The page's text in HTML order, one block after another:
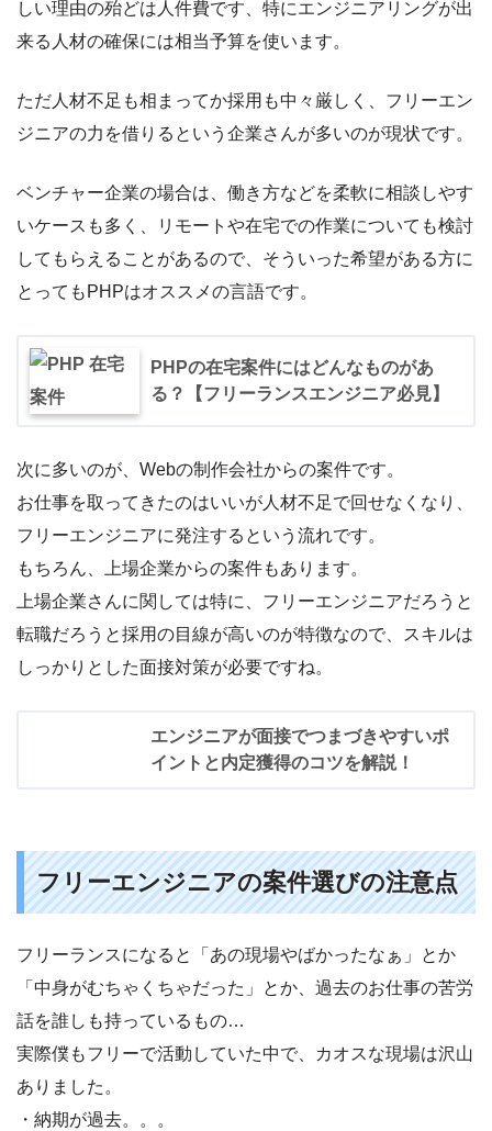
しい理由の殆どは人件費です、特にエンジニアリングが出
来る人材の確保には相当予算を使います。
ただ人材不足も相まってか採用も中々厳しく、フリーエン
ジニアの力を借りるという企業さんが多いのが現状です。
ベンチャー企業の場合は、働き方などを柔軟に相談しやす
いケースも多く、リモートや在宅での作業についても検討
してもらえることがあるので、そういった希望がある方に
とってもPHPはオススメの言語です。
PHPの在宅案件にはどんなものがあ
る？【フリーランスエンジニア必見】
次に多いのが、Webの制作会社からの案件です。
お仕事を取ってきたのはいいが人材不足で回せなくなり、
フリーエンジニアに発注するという流れです。
もちろん、上場企業からの案件もあります。
上場企業さんに関しては特に、フリーエンジニアだろうと
転職だろうと採用の目線が高いのが特徴なので、スキルは
しっかりとした面接対策が必要ですね。
エンジニアが面接でつまづきやすいポ
イントと内定獲得のコツを解説！
フリーエンジニアの案件選びの注意点
フリーランスになると「あの現場やばかったなぁ」とか
「中身がむちゃくちゃだった」とか、過去のお仕事の苦労
話を誰しも持っているもの…
実際僕もフリーで活動していた中で、カオスな現場は沢山
ありました。
・納期が過去。。。